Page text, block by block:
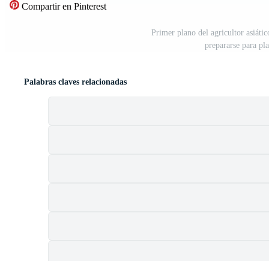
Compartir en Pinterest
Primer plano del agricultor
prepararse para
Palabras claves relacionadas